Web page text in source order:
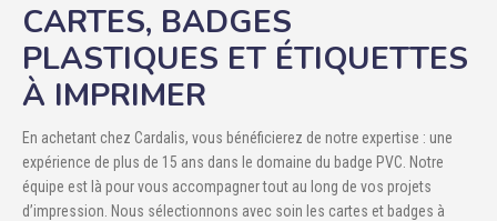
PORTE-BADGE
TOUR DE COU 
BRACELET
RFID
LECTEUR
CARTES, BADGES
PLASTIQUES ET ÉTIQUETTES
À IMPRIMER
En achetant chez Cardalis, vous bénéficierez de notre expertise : une
expérience de plus de 15 ans dans le domaine du badge PVC. Notre
équipe est là pour vous accompagner tout au long de vos projets
d’impression. Nous sélectionnons avec soin les cartes et badges à